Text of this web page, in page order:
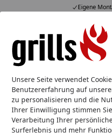
Unsere Seite verwendet
Benutzererfahrung auf
zu personalisieren und die
Ihrer Einwilligung stimmen
Verarbeitung Ihrer
Surferlebnis und mehr
Eigene
Mo-Fr. 8-16 Uhr
Alle Produkte
Alle ProdukteMarken
Grillzubehör
Startseite
Grillzubehör Reinigung &